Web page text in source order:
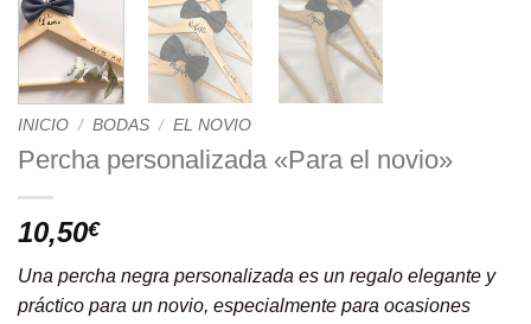
INICIO / BODAS / EL NOVIO
Percha personalizada «Para el novio»
10,50€
Una percha negra personalizada es un regalo elegante y
práctico para un novio, especialmente para ocasiones